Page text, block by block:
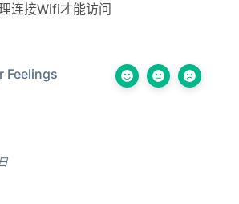
连接Wifi才能访问
Feelings